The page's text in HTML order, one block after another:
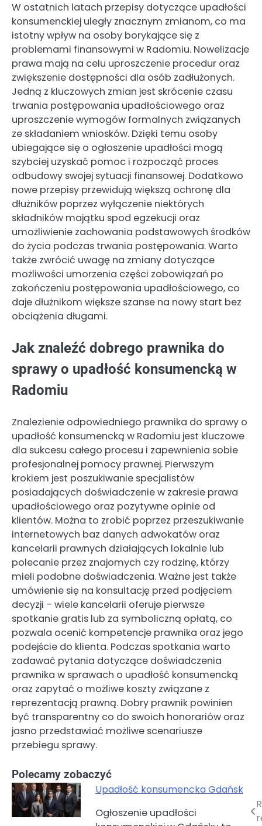
W ostatnich latach przepisy dotyczące upadłości
konsumenckiej uległy znacznym zmianom, co ma
istotny wpływ na osoby borykające się z
problemami finansowymi w Radomiu. Nowelizacje
prawa mają na celu uproszczenie procedur oraz
zwiększenie dostępności dla osób zadłużonych.
Jedną z kluczowych zmian jest skrócenie czasu
trwania postępowania upadłościowego oraz
uproszczenie wymogów formalnych związanych
ze składaniem wniosków. Dzięki temu osoby
ubiegające się o ogłoszenie upadłości mogą
szybciej uzyskać pomoc i rozpocząć proces
odbudowy swojej sytuacji finansowej. Dodatkowo
nowe przepisy przewidują większą ochronę dla
dłużników poprzez wyłączenie niektórych
składników majątku spod egzekucji oraz
umożliwienie zachowania podstawowych środków
do życia podczas trwania postępowania. Warto
także zwrócić uwagę na zmiany dotyczące
możliwości umorzenia części zobowiązań po
zakończeniu postępowania upadłościowego, co
daje dłużnikom większe szanse na nowy start bez
obciążenia długami.
Jak znaleźć dobrego prawnika do
sprawy o upadłość konsumencką w
Radomiu
Znalezienie odpowiedniego prawnika do sprawy o
upadłość konsumencką w Radomiu jest kluczowe
dla sukcesu całego procesu i zapewnienia sobie
profesjonalnej pomocy prawnej. Pierwszym
krokiem jest poszukiwanie specjalistów
posiadających doświadczenie w zakresie prawa
upadłościowego oraz pozytywne opinie od
klientów. Można to zrobić poprzez przeszukiwanie
internetowych baz danych adwokatów oraz
kancelarii prawnych działających lokalnie lub
polecanie przez znajomych czy rodzinę, którzy
mieli podobne doświadczenia. Ważne jest także
umówienie się na konsultację przed podjęciem
decyzji – wiele kancelarii oferuje pierwsze
spotkanie gratis lub za symboliczną opłatą, co
pozwala ocenić kompetencje prawnika oraz jego
podejście do klienta. Podczas spotkania warto
zadawać pytania dotyczące doświadczenia
prawnika w sprawach o upadłość konsumencką
oraz zapytać o możliwe koszty związane z
reprezentacją prawną. Dobry prawnik powinien
być transparentny co do swoich honorariów oraz
jasno przedstawiać możliwe scenariusze
przebiegu sprawy.
Polecamy zobaczyć
Upadłość konsumencka Gdańsk
Ogłoszenie upadłości
Nawigacja